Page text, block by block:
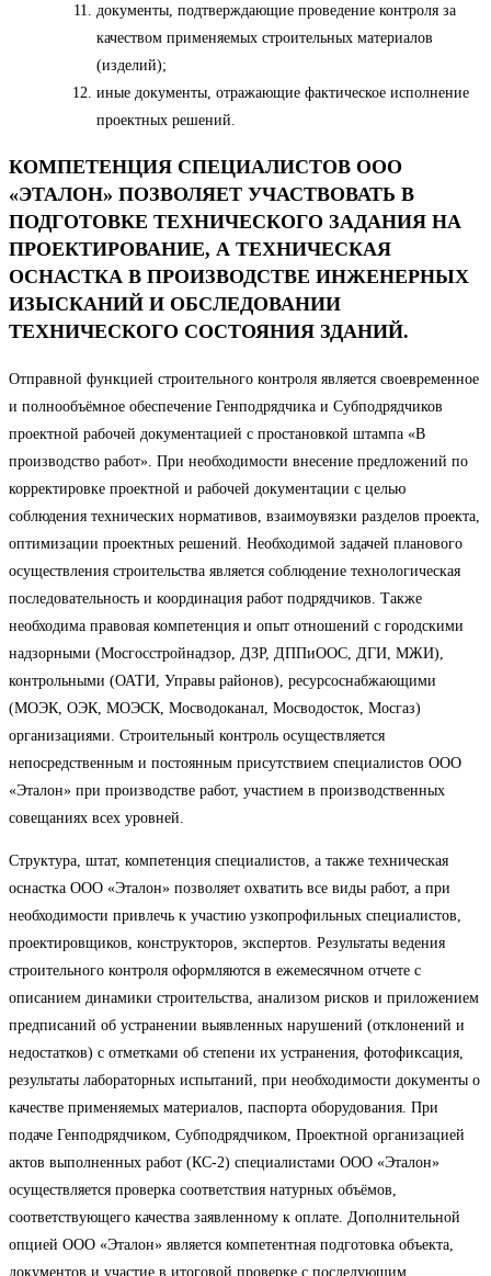
документы, подтверждающие проведение контроля за
качеством применяемых строительных материалов
(изделий);
иные документы, отражающие фактическое исполнение
проектных решений.
КОМПЕТЕНЦИЯ СПЕЦИАЛИСТОВ ООО
«ЭТАЛОН» ПОЗВОЛЯЕТ УЧАСТВОВАТЬ В
ПОДГОТОВКЕ ТЕХНИЧЕСКОГО ЗАДАНИЯ НА
ПРОЕКТИРОВАНИЕ, А ТЕХНИЧЕСКАЯ
ОСНАСТКА В ПРОИЗВОДСТВЕ ИНЖЕНЕРНЫХ
ИЗЫСКАНИЙ И ОБСЛЕДОВАНИИ
ТЕХНИЧЕСКОГО СОСТОЯНИЯ ЗДАНИЙ.
Отправной функцией строительного контроля является своевременное
и полнообъёмное обеспечение Генподрядчика и Субподрядчиков
проектной рабочей документацией с простановкой штампа «В
производство работ». При необходимости внесение предложений по
корректировке проектной и рабочей документации с целью
соблюдения технических нормативов, взаимоувязки разделов проекта,
оптимизации проектных решений. Необходимой задачей планового
осуществления строительства является соблюдение технологическая
последовательность и координация работ подрядчиков. Также
необходима правовая компетенция и опыт отношений с городскими
надзорными (Мосгосстройнадзор, ДЗР, ДППиООС, ДГИ, МЖИ),
контрольными (ОАТИ, Управы районов), ресурсоснабжающими
(МОЭК, ОЭК, МОЭСК, Мосводоканал, Мосводосток, Мосгаз)
организациями. Строительный контроль осуществляется
непосредственным и постоянным присутствием специалистов ООО
«Эталон» при производстве работ, участием в производственных
совещаниях всех уровней.
Структура, штат, компетенция специалистов, а также техническая
оснастка ООО «Эталон» позволяет охватить все виды работ, а при
необходимости привлечь к участию узкопрофильных специалистов,
проектировщиков, конструкторов, экспертов. Результаты ведения
строительного контроля оформляются в ежемесячном отчете с
описанием динамики строительства, анализом рисков и приложением
предписаний об устранении выявленных нарушений (отклонений и
недостатков) с отметками об степени их устранения, фотофиксация,
результаты лабораторных испытаний, при необходимости документы о
качестве применяемых материалов, паспорта оборудования. При
подаче Генподрядчиком, Субподрядчиком, Проектной организацией
актов выполненных работ (КС-2) специалистами ООО «Эталон»
осуществляется проверка соответствия натурных объёмов,
соответствующего качества заявленному к оплате. Дополнительной
опцией ООО «Эталон» является компетентная подготовка объекта,
документов и участие в итоговой проверке с последующим